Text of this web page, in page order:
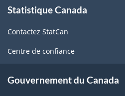
propos
ce
site
Statistique Canada
Contactez StatCan
Centre de confiance
Gouvernement du Canada